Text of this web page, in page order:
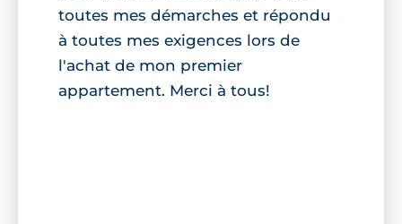
toutes mes démarches et répondu
à toutes mes exigences lors de
l'achat de mon premier
appartement. Merci à tous!